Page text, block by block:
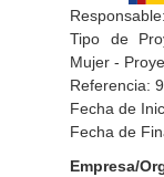
Tipo de
Mujer -
Referencia:
Fecha de
Fecha de
Empresa/